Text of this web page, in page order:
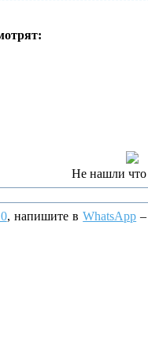
Не нашли что
, напишитевWhatsApp